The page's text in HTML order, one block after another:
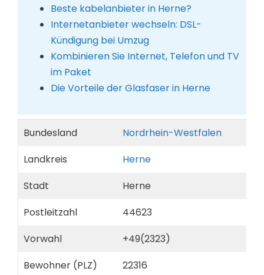
Beste kabelanbieter in Herne?
Internetanbieter wechseln: DSL-
Kündigung bei Umzug
Kombinieren Sie Internet, Telefon und TV
im Paket
Die Vorteile der Glasfaser in Herne
Bundesland
Nordrhein-Westfalen
Landkreis
Herne
Stadt
Herne
Postleitzahl
44623
Vorwahl
+49(2323)
Bewohner (PLZ)
22316